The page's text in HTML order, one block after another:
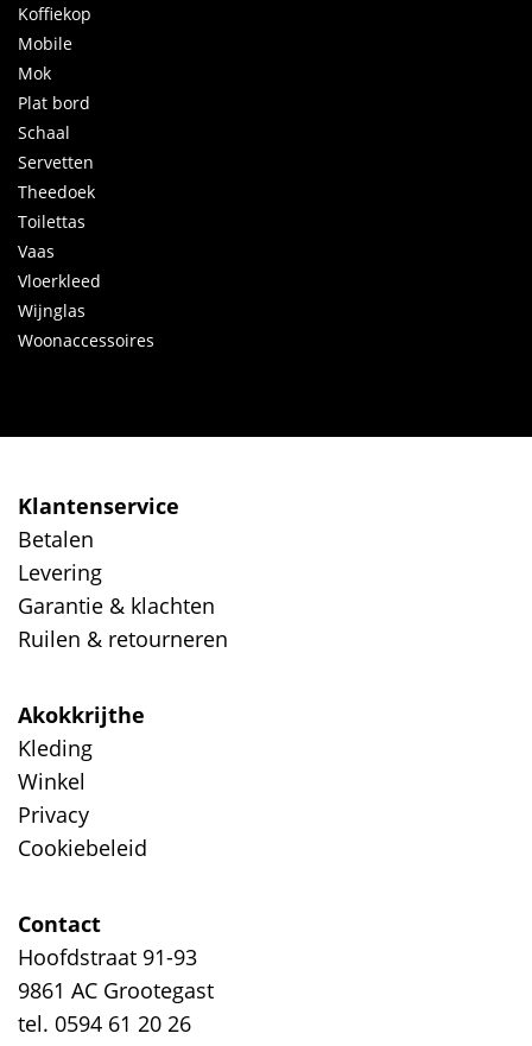
Koffiekop
Mobile
Mok
Plat bord
Schaal
Servetten
Theedoek
Toilettas
Vaas
Vloerkleed
Wijnglas
Woonaccessoires
Klantenservice
Betalen
Levering
Garantie & klachten
Ruilen & retourneren
Akokkrijthe
Kleding
Winkel
Privacy
Cookiebeleid
Contact
Hoofdstraat 91-93
9861 AC Grootegast
tel. 0594 61 20 26